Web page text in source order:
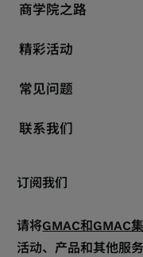
商学院之路
精彩活动
常见问题
联系我们
订阅我们
请将GMAC和GMAC
活动、产品和其他服